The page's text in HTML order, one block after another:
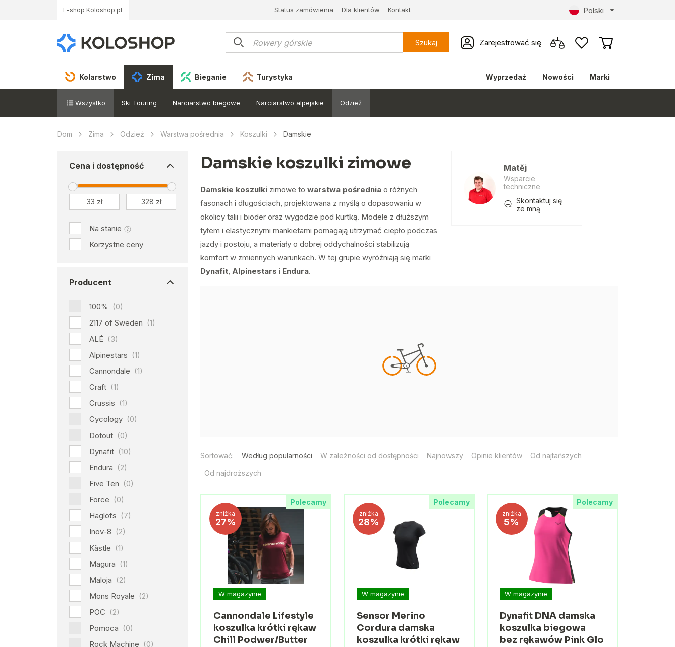
E-shop Koloshop.pl Status zamówienia Dla klientów Kontakt Polski
Szukaj Zarejestrować się
Kolarstwo Zima Bieganie Turystyka Wyprzedaż Nowości Marki
Wszystko Ski Touring Narciarstwo biegowe Narciarstwo alpejskie Odzież
Dom Zima Odzież Warstwa pośrednia Koszulki Damskie
Cena i dostępność
Na stanie
Korzystne ceny
Producent
100%
(0)
2117 of Sweden (1)
ALÉ (3)
Alpinestars (1)
Cannondale (1)
Craft (1)
Crussis (1)
Cycology (0)
Dotout (0)
Dynafit (10)
Endura (2)
Five Ten (0)
Force (0)
Haglöfs (7)
Inov-8 (2)
Kästle (1)
Magura (1)
Maloja (2)
Mons Royale (2)
POC (2)
Pomoca (0)
Rock Machine (0)
Damskie koszulki zimowe
Damskie koszulki zimowe to warstwa pośrednia o różnych
fasonach i długościach, projektowana z myślą o dopasowaniu w
okolicy talii i bioder oraz wygodzie pod kurtką. Modele z dłuższym
tyłem i elastycznymi mankietami pomagają utrzymać ciepło podczas
jazdy i postoju, a materiały o dobrej oddychalności stabilizują
komfort w zmiennych warunkach. W tej grupie wyróżniają się marki
Dynafit, Alpinestars i Endura.
Matěj
Wsparcie
techniczne
Skontaktuj się
ze mną
Sortować: Według popularności W zależności od dostępności Najnowszy Opinie klientów Od najtańszych
Od najdroższych
Polecamy
zniżka
27%
W magazynie
Cannondale Lifestyle
koszulka krótki rękaw
Chill Podwer/Butter
Polecamy
zniżka
28%
W magazynie
Sensor Merino
Cordura damska
koszulka krótki rękaw
Polecamy
zniżka
5%
W magazynie
Dynafit DNA damska
koszulka biegowa
bez rękawów Pink Glo